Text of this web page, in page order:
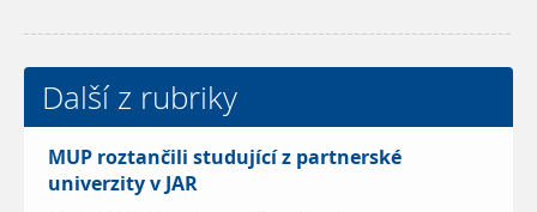
Další z rubriky
MUP roztančili studující z partnerské
univerzity v JAR